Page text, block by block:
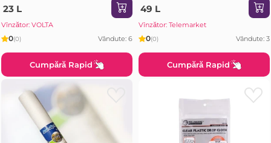
23 L
Vînzător: VOLTA
0(0) Vândute: 6
Cumpără Rapid
49 L
Vînzător: Telemarket
0(0) Vândute: 3
Cumpără Rapid